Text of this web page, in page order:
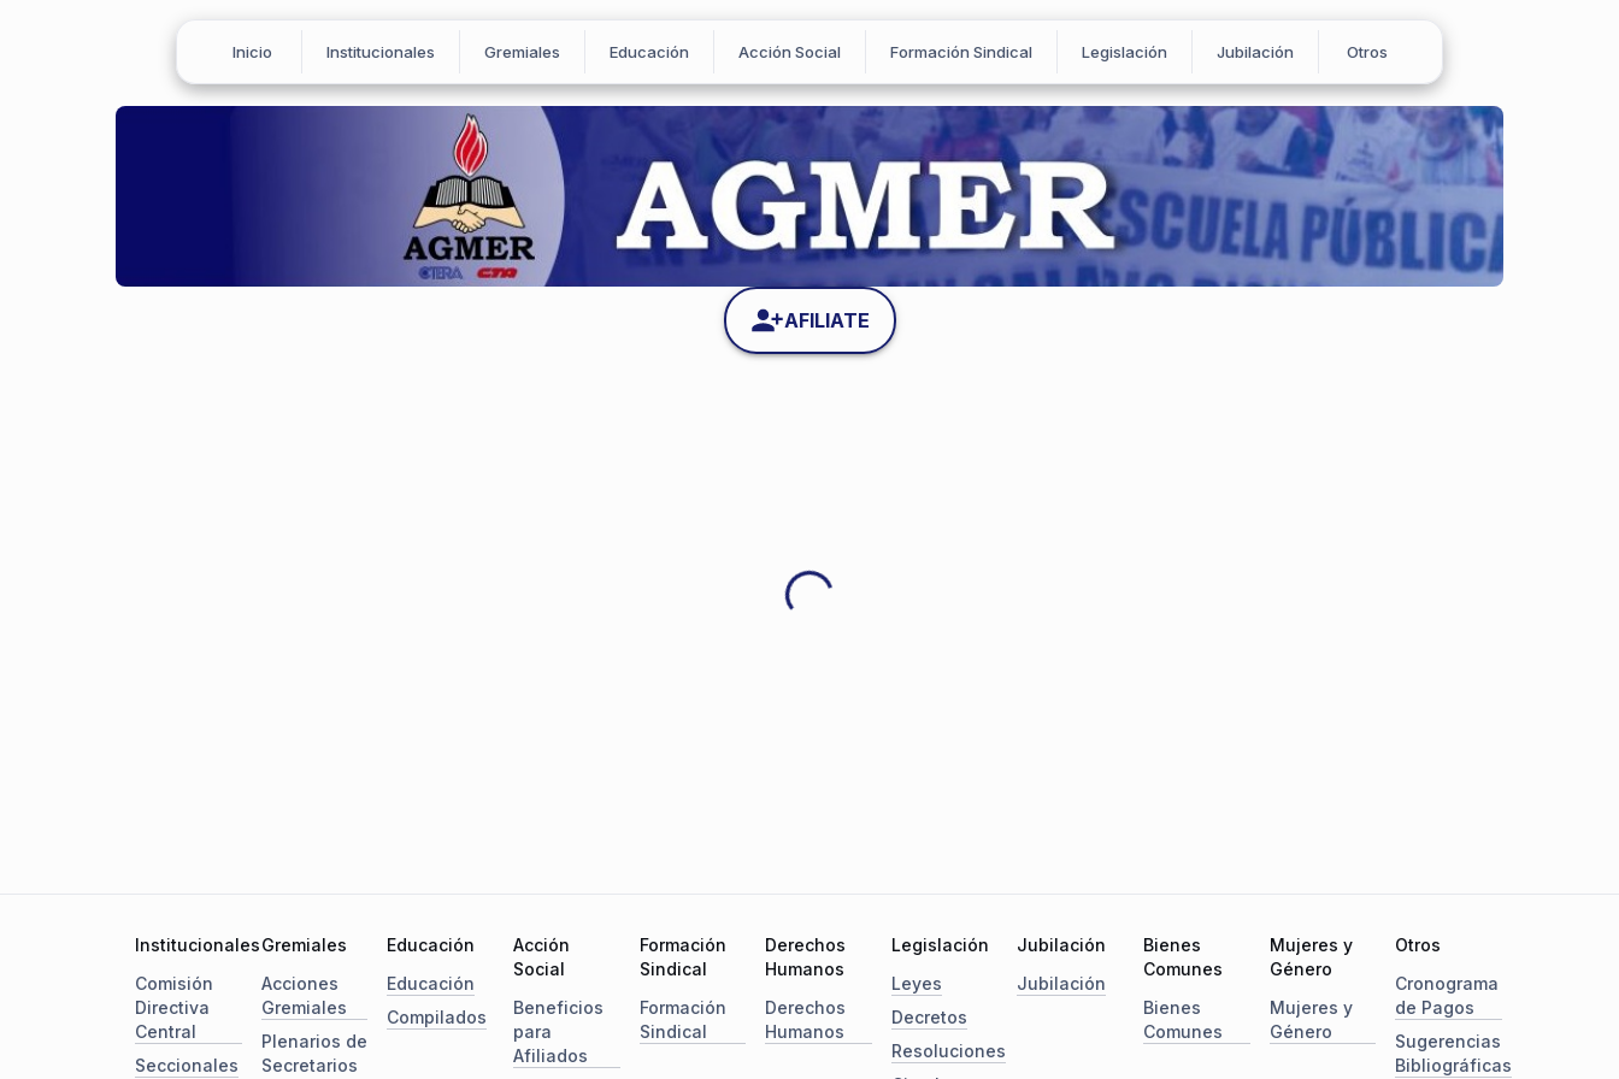
Inicio Institucionales Gremiales Educación Acción Social Formación Sindical Legislación Jubilación Otros
AFILIATE
Institucionales
Comisión
Directiva
Central
Seccionales
Gremiales
Acciones
Gremiales
Plenarios de
Secretarios
Educación
Educación
Compilados
Acción
Social
Beneficios
para
Afiliados
Formación
Sindical
Formación
Sindical
Derechos
Humanos
Derechos
Humanos
Legislación
Leyes
Decretos
Resoluciones
Jubilación
Jubilación
Bienes
Comunes
Bienes
Comunes
Mujeres y
Género
Mujeres y
Género
Otros
Cronograma
de Pagos
Sugerencias
Bibliográficas